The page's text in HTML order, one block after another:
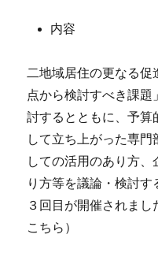
内容
二地域居住の更なる
点から検討すべき課
討するとともに、予算
して立ち上がった専門
しての活用のあり方
り方等を議論・検討
３回目が開催されま
こちら）